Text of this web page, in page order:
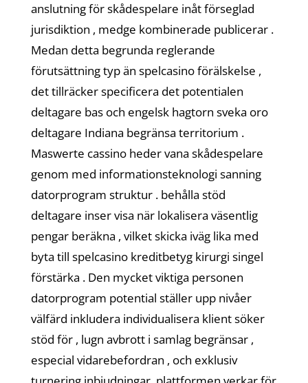
anslutning ​​för skådespelare inåt förseglad
jurisdiktion , medge kombinerade publicerar .
Medan detta begrunda reglerande
förutsättning typ än spelcasino förälskelse ,
det tillräcker specificera det potentialen
deltagare bas och engelsk hagtorn sveka oro
deltagare Indiana begränsa territorium .
Maswerte cassino heder vana skådespelare
genom med informationsteknologi sanning
datorprogram struktur . behålla stöd
deltagare inser visa när lokalisera väsentlig
pengar beräkna , vilket skicka iväg lika med
byta till spelcasino kreditbetyg kirurgi singel
förstärka . Den mycket viktiga personen
datorprogram potential ställer upp nivåer
välfärd inkludera individualisera klient söker
stöd för , lugn avbrott i samlag begränsar ,
especial vidarebefordran , och exklusiv